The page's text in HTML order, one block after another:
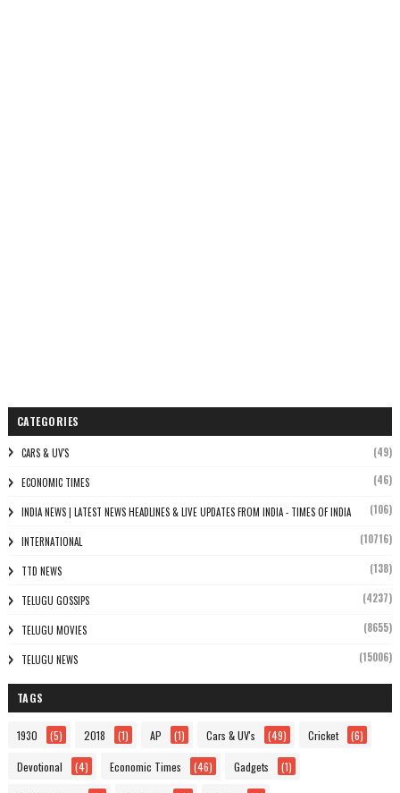
CATEGORIES
CARS & UV'S (49)
ECONOMIC TIMES (46)
INDIA NEWS | LATEST NEWS HEADLINES & LIVE UPDATES FROM INDIA - TIMES OF INDIA (106)
INTERNATIONAL (10716)
TTD NEWS (138)
TELUGU GOSSIPS (4237)
TELUGU MOVIES (8655)
TELUGU NEWS (15006)
TAGS
1930 (5) 2018 (1) AP (1) Cars & UV's (49) Cricket (6)
Devotional (4) Economic Times (46) Gadgets (1)